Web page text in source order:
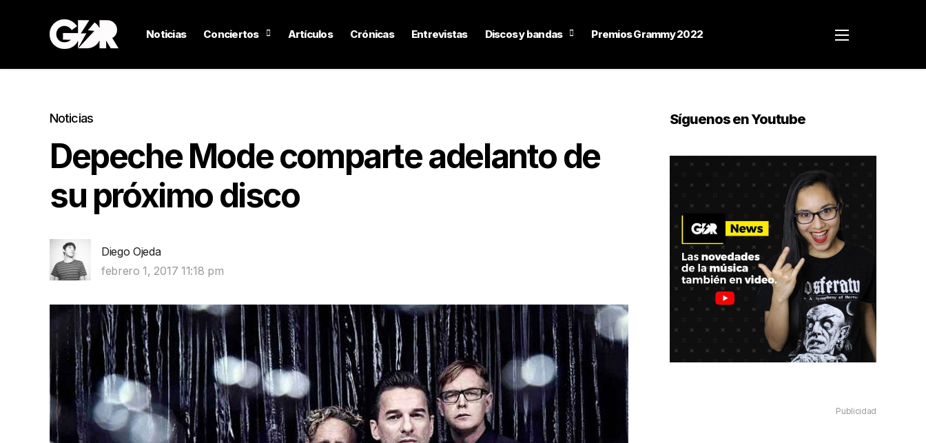
Noticias Conciertos Artículos Crónicas Entrevistas Discos y bandas Premios Grammy 2022
Noticias
Depeche Mode comparte adelanto de
su próximo disco
Diego Ojeda
febrero 1, 2017 11:18 pm
Síguenos en Youtube
Publicidad